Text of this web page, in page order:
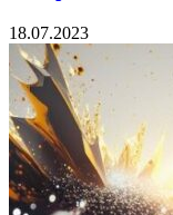
18.07.2023